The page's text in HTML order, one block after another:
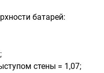
батарей:
стены = 1,07;